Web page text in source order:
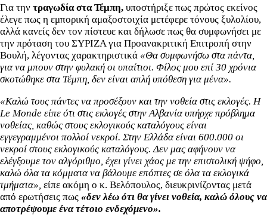
Για την τραγωδία στα Τέμπη, υποστήριξε πως πρώτος εκείνος
έλεγε πως η εμπορική αμαξοστοιχία μετέφερε τόνους ξυλολίου,
αλλά κανείς δεν τον πίστευε και δήλωσε πως θα συμφωνήσει με
την πρόταση του ΣΥΡΙΖΑ για Προανακριτική Επιτροπή στην
Βουλή, λέγοντας χαρακτηριστικά «Θα συμφωνήσω στα πάντα,
για να μπουν στην φυλακή οι υπαίτιοι. Φίλος μου επί 30 χρόνια
σκοτώθηκε στα Τέμπη, δεν είναι απλή υπόθεση για μένα».
«Καλώ τους πάντες να προσέξουν και την νοθεία στις εκλογές. Η
Le Monde είπε ότι στις εκλογές στην Αλβανία υπήρχε πρόβλημα
νοθείας, καθώς στους εκλογικούς καταλόγους είναι
εγγεγραμμένοι πολλοί νεκροί. Στην Ελλάδα είναι 600.000 οι
νεκροί στους εκλογικούς καταλόγους. Δεν μας αφήνουν να
ελέγξουμε τον αλγόριθμο, έχει γίνει χάος με την επιστολική ψήφο,
καλώ όλα τα κόμματα να βάλουμε επόπτες σε όλα τα εκλογικά
τμήματα», είπε ακόμη ο κ. Βελόπουλος, διευκρινίζοντας μετά
από ερωτήσεις πως «δεν λέω ότι θα γίνει νοθεία, καλώ όλους να
αποτρέψουμε ένα τέτοιο ενδεχόμενο».